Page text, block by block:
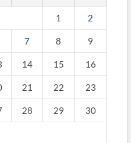
1 2
7 8 9
14 15 16
21 22 23
28 29 30